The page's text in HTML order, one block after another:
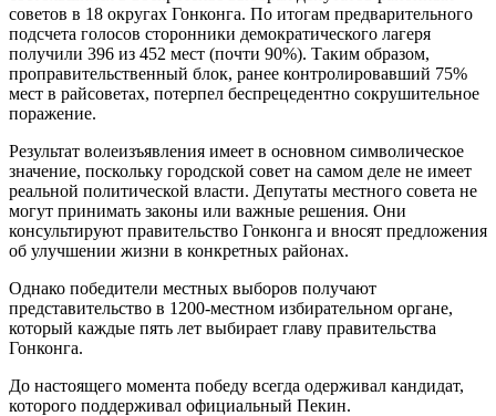
советов в 18 округах Гонконга. По итогам предварительного
подсчета голосов сторонники демократического лагеря
получили 396 из 452 мест (почти 90%). Таким образом,
проправительственный блок, ранее контролировавший 75%
мест в райсоветах, потерпел беспрецедентно сокрушительное
поражение.
Результат волеизъявления имеет в основном символическое
значение, поскольку городской совет на самом деле не имеет
реальной политической власти. Депутаты местного совета не
могут принимать законы или важные решения. Они
консультируют правительство Гонконга и вносят предложения
об улучшении жизни в конкретных районах.
Однако победители местных выборов получают
представительство в 1200-местном избирательном органе,
который каждые пять лет выбирает главу правительства
Гонконга.
До настоящего момента победу всегда одерживал кандидат,
которого поддерживал официальный Пекин.